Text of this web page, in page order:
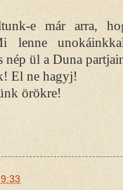
e már arra,
lenne
nép ül a Duna
El ne hagyj!
örökre!
9:33